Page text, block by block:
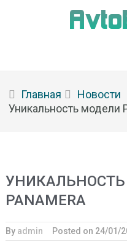
Главная
Новости
Уникальность модели
УНИКАЛЬНОСТЬ
PANAMERA
By admin Posted on 24/01/